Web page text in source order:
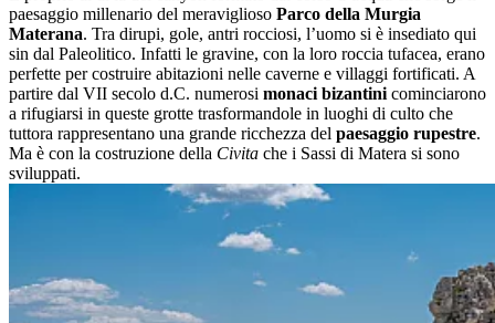
paesaggio millenario del meraviglioso Parco della Murgia
Materana. Tra dirupi, gole, antri rocciosi, l’uomo si è insediato qui
sin dal Paleolitico. Infatti le gravine, con la loro roccia tufacea, erano
perfette per costruire abitazioni nelle caverne e villaggi fortificati. A
partire dal VII secolo d.C. numerosi monaci bizantini cominciarono
a rifugiarsi in queste grotte trasformandole in luoghi di culto che
tuttora rappresentano una grande ricchezza del paesaggio rupestre.
Ma è con la costruzione della Civita che i Sassi di Matera si sono
sviluppati.